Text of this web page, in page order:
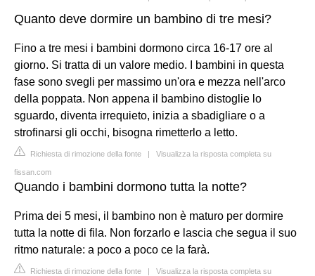
Quanto deve dormire un bambino di tre mesi?
Fino a tre mesi i bambini dormono circa 16-17 ore al
giorno. Si tratta di un valore medio. I bambini in questa
fase sono svegli per massimo un'ora e mezza nell'arco
della poppata. Non appena il bambino distoglie lo
sguardo, diventa irrequieto, inizia a sbadigliare o a
strofinarsi gli occhi, bisogna rimetterlo a letto.
Richiesta di rimozione della fonte | Visualizza la risposta completa su
fissan.com
Quando i bambini dormono tutta la notte?
Prima dei 5 mesi, il bambino non è maturo per dormire
tutta la notte di fila. Non forzarlo e lascia che segua il suo
ritmo naturale: a poco a poco ce la farà.
Richiesta di rimozione della fonte | Visualizza la risposta completa su